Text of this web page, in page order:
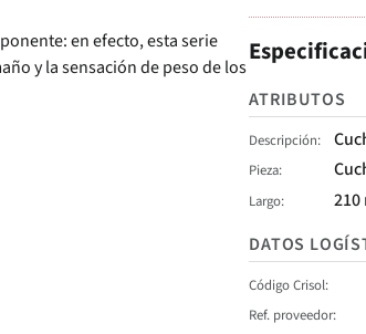
en efecto, esta serie
y la sensación de peso de los
ATRIBUTOS
Descripción
Pieza
Largo
210
DATOS
Código Crisol
Ref. proveedor